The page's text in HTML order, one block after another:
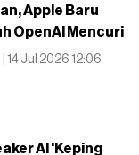
Apple Baru
OpenAI Mencuri
| 14 Jul 2026 12:06
AI 'Keping